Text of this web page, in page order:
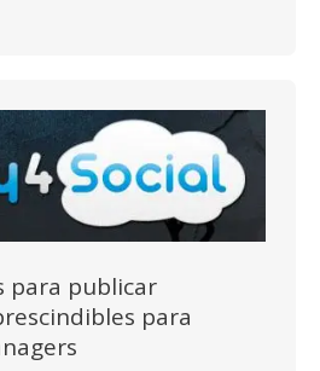
para publicar
para